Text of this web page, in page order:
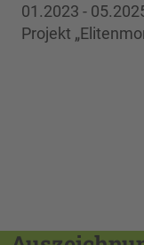
01.2023 -
Projekt